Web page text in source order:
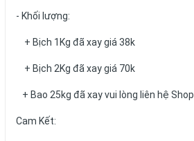
- Khối lượng:
+ Bịch 1Kg đã xay giá 38k
+ Bịch 2Kg đã xay giá 70k
+ Bao 25kg đã xay vui lòng liên hệ Shop
Cam Kết: